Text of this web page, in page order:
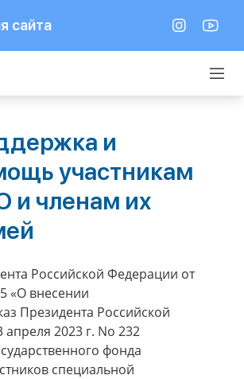
сайта
и
участникам
и членам их
Российской Федерации от
«О внесении
Президента Российской
2023 г. No 232
фонда
специальной